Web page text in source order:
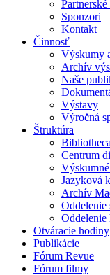
Sponzori
Kontakt
Činnosť
Výskumy
Archív
Naše
Výstavy
Výročná
Štruktúra
Centrum
Jazyková
Archív
Oddelenie
Oddelenie
Otváracie hodiny
Publikácie
Fórum Revue
Fórum filmy